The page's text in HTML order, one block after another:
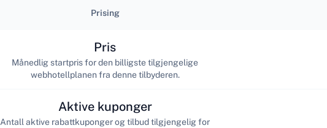
Prising
Pris
Månedlig startpris for den billigste tilgjengelige
webhotellplanen fra denne tilbyderen.
Aktive kuponger
Antall aktive rabattkuponger og tilbud tilgjengelig for